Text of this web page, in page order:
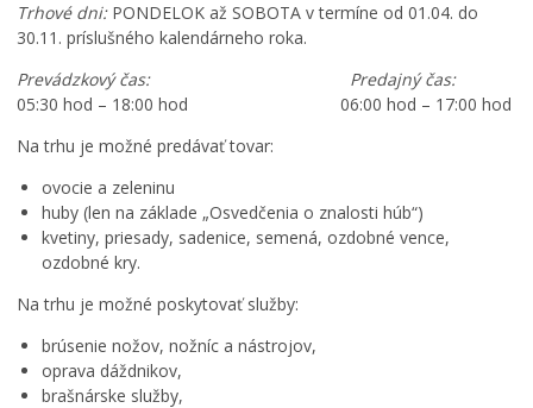
Trhové dni: PONDELOK až SOBOTA v termíne od 01.04. do
30.11. príslušného kalendárneho roka.
Prevádzkový čas: Predajný čas:
05:30 hod – 18:00 hod 06:00 hod – 17:00 hod
Na trhu je možné predávať tovar:
ovocie a zeleninu
huby (len na základe „Osvedčenia o znalosti húb“)
kvetiny, priesady, sadenice, semená, ozdobné vence,
ozdobné kry.
Na trhu je možné poskytovať služby:
brúsenie nožov, nožníc a nástrojov,
oprava dáždnikov,
brašnárske služby,